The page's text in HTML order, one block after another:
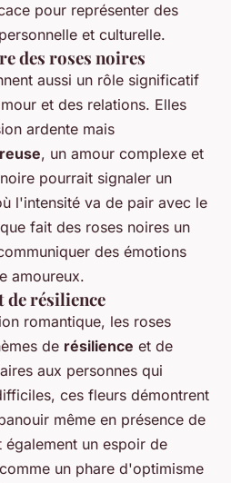
pour représenter des
et culturelle.
des roses noires
aussi un rôle significatif
et des relations. Elles
ardente mais
, un amour complexe et
pourrait signaler un
l'intensité va de pair avec le
fait des roses noires un
des émotions
amoureux.
de résilience
romantique, les roses
de résilience et de
aux personnes qui
ces fleurs démontrent
même en présence de
un espoir de
un phare d'optimisme